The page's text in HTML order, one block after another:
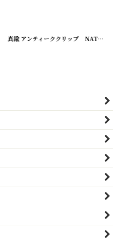
[220714-1]
真鍮 アンティーククリップ NATIONAL SELLING CO. ALLENTOWN,PA.